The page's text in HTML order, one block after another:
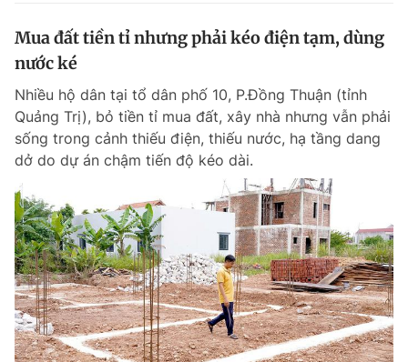
Đọc Thanh Niên trên điện thoại
Theo dõi báo trên
Hotline
0906 645 777
Liên hệ quảng cáo
0908 780 404
Mua đất tiền tỉ nhưng phải kéo điện tạm, dùng
nước ké
Nhiều hộ dân tại tổ dân phố 10, P.Đồng Thuận (tỉnh
Quảng Trị), bỏ tiền tỉ mua đất, xây nhà nhưng vẫn phải
sống trong cảnh thiếu điện, thiếu nước, hạ tầng dang
dở do dự án chậm tiến độ kéo dài.